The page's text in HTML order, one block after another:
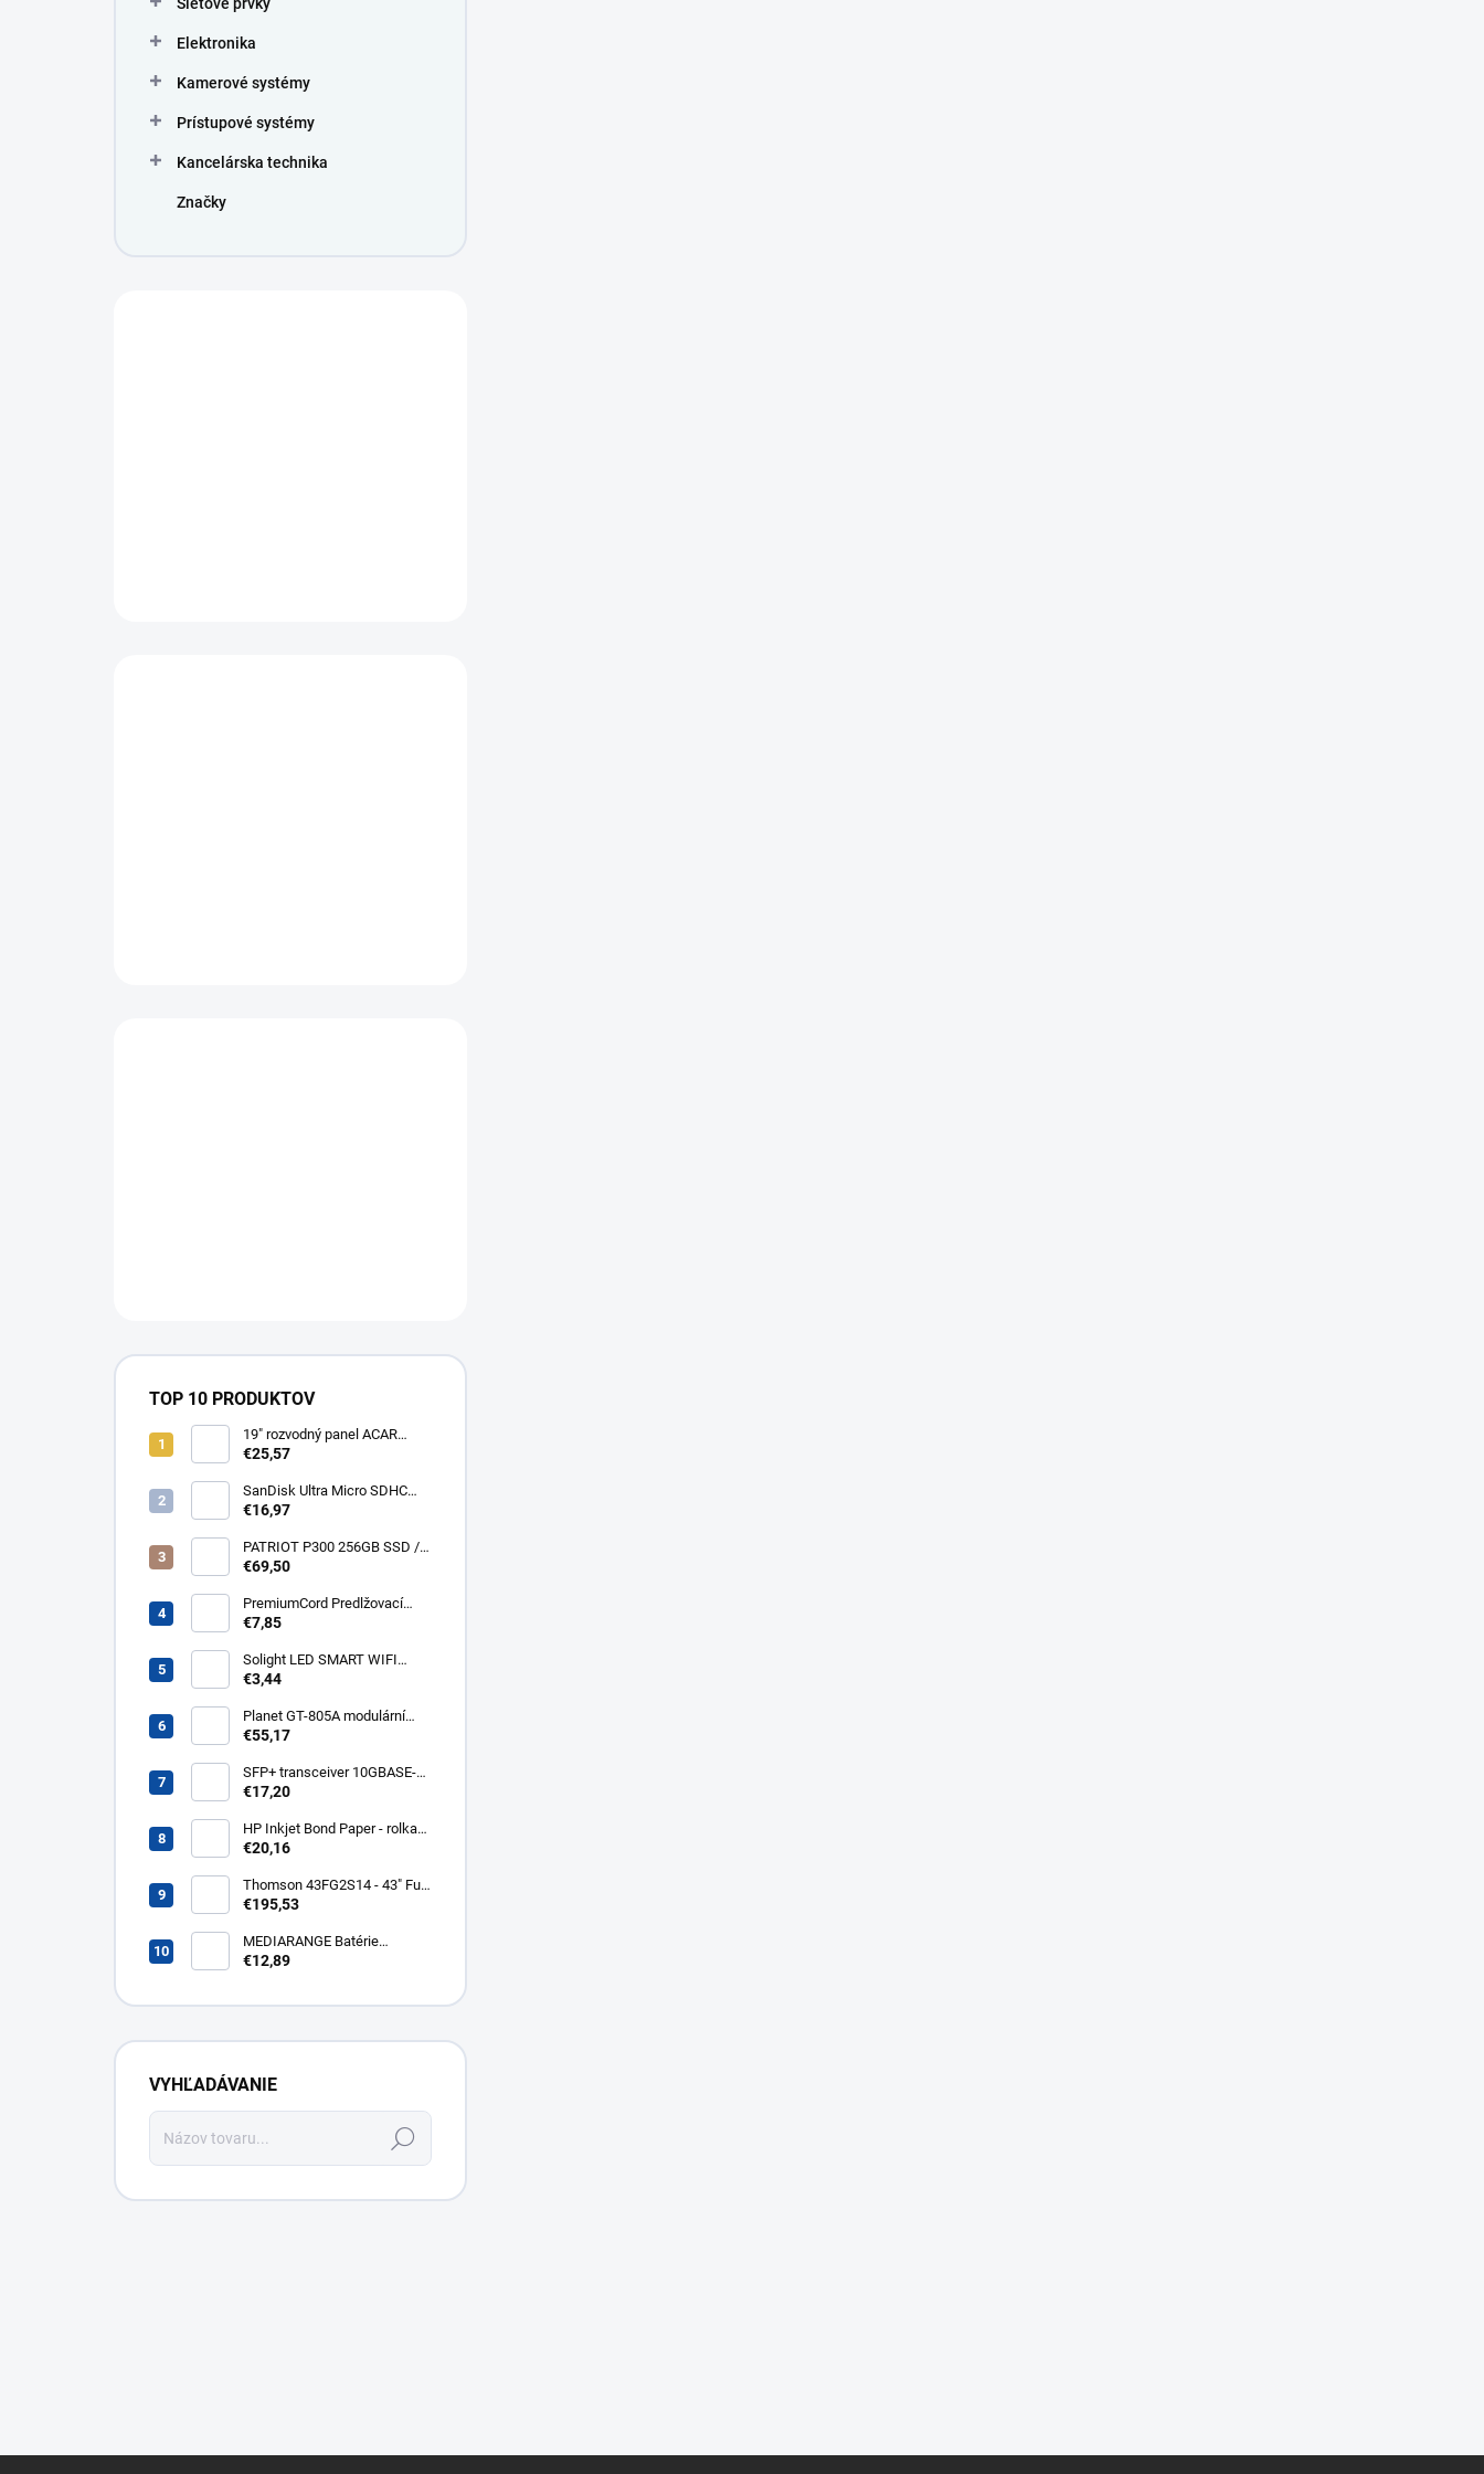
Elektronika
Kamerové systémy
Prístupové systémy
Kancelárska technika
Značky
TOP 10 PRODUKTOV
19" rozvodný panel ACAR
8x230V, vypínač, indikátor
kabel 3m Acar S8 FA
€25,57
SanDisk Ultra Micro SDHC
32GB 120MB/s A1+ada
€16,97
PATRIOT P300 256GB SSD /
Interní / M.2 PCIe Gen3 x4
P300P256GM28
€69,50
PremiumCord Predlžovací
kábel - sieť 230V, IEC 320 C13
€7,85
Solight LED SMART WIFI
žiarovka, GU10, 5W, RGB,
€3,44
Planet GT-805A modulární
konvertor Gigabit
805A
€55,17
SFP+ transceiver 10GBASE-
SR/SW, multirate, MM, OM3-
850nm VCSEL, LC dup., DMI ,
DELL komp.. SFP-PLUS-SR-
€17,20
HP Inkjet Bond Paper - rolka
24'' Q1396A
€20,16
Thomson 43FG2S14 - 43" Full
HD, Google TV, LED, čierny
€195,53
MEDIARANGE Batérie
nabíjateľné AAA, USB-C, 4ks
€12,89
VYHĽADÁVANIE
Hľadať